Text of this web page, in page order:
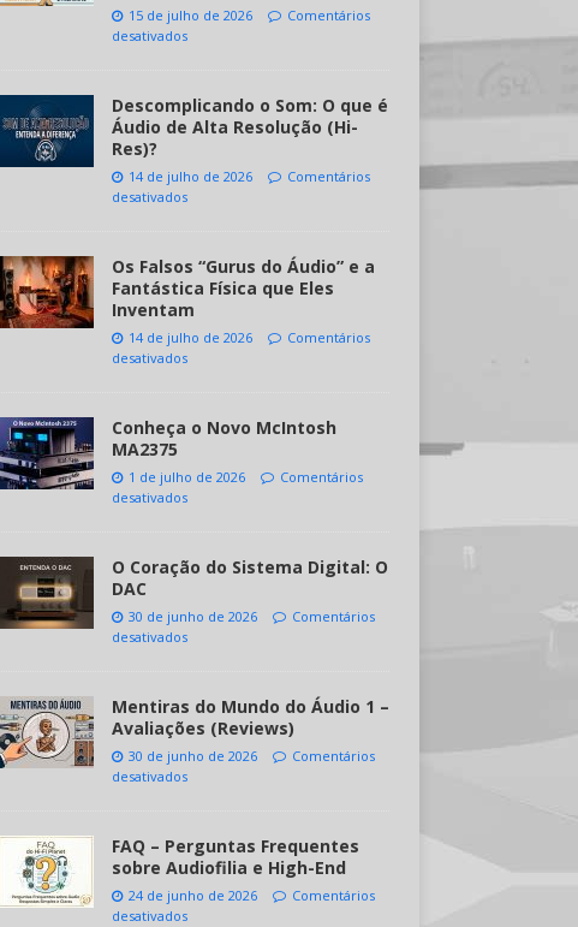
15 de julho de 2026
Comentários
desativados
Descomplicando o Som: O que é
Áudio de Alta Resolução (Hi-
Res)?
14 de julho de 2026
Comentários
desativados
Os Falsos “Gurus do Áudio” e a
Fantástica Física que Eles
Inventam
14 de julho de 2026
Comentários
desativados
Conheça o Novo McIntosh
MA2375
1 de julho de 2026
Comentários
desativados
O Coração do Sistema Digital: O
DAC
30 de junho de 2026
Comentários
desativados
Mentiras do Mundo do Áudio 1 –
Avaliações (Reviews)
30 de junho de 2026
Comentários
desativados
FAQ – Perguntas Frequentes
sobre Audiofilia e High-End
24 de junho de 2026
Comentários
desativados